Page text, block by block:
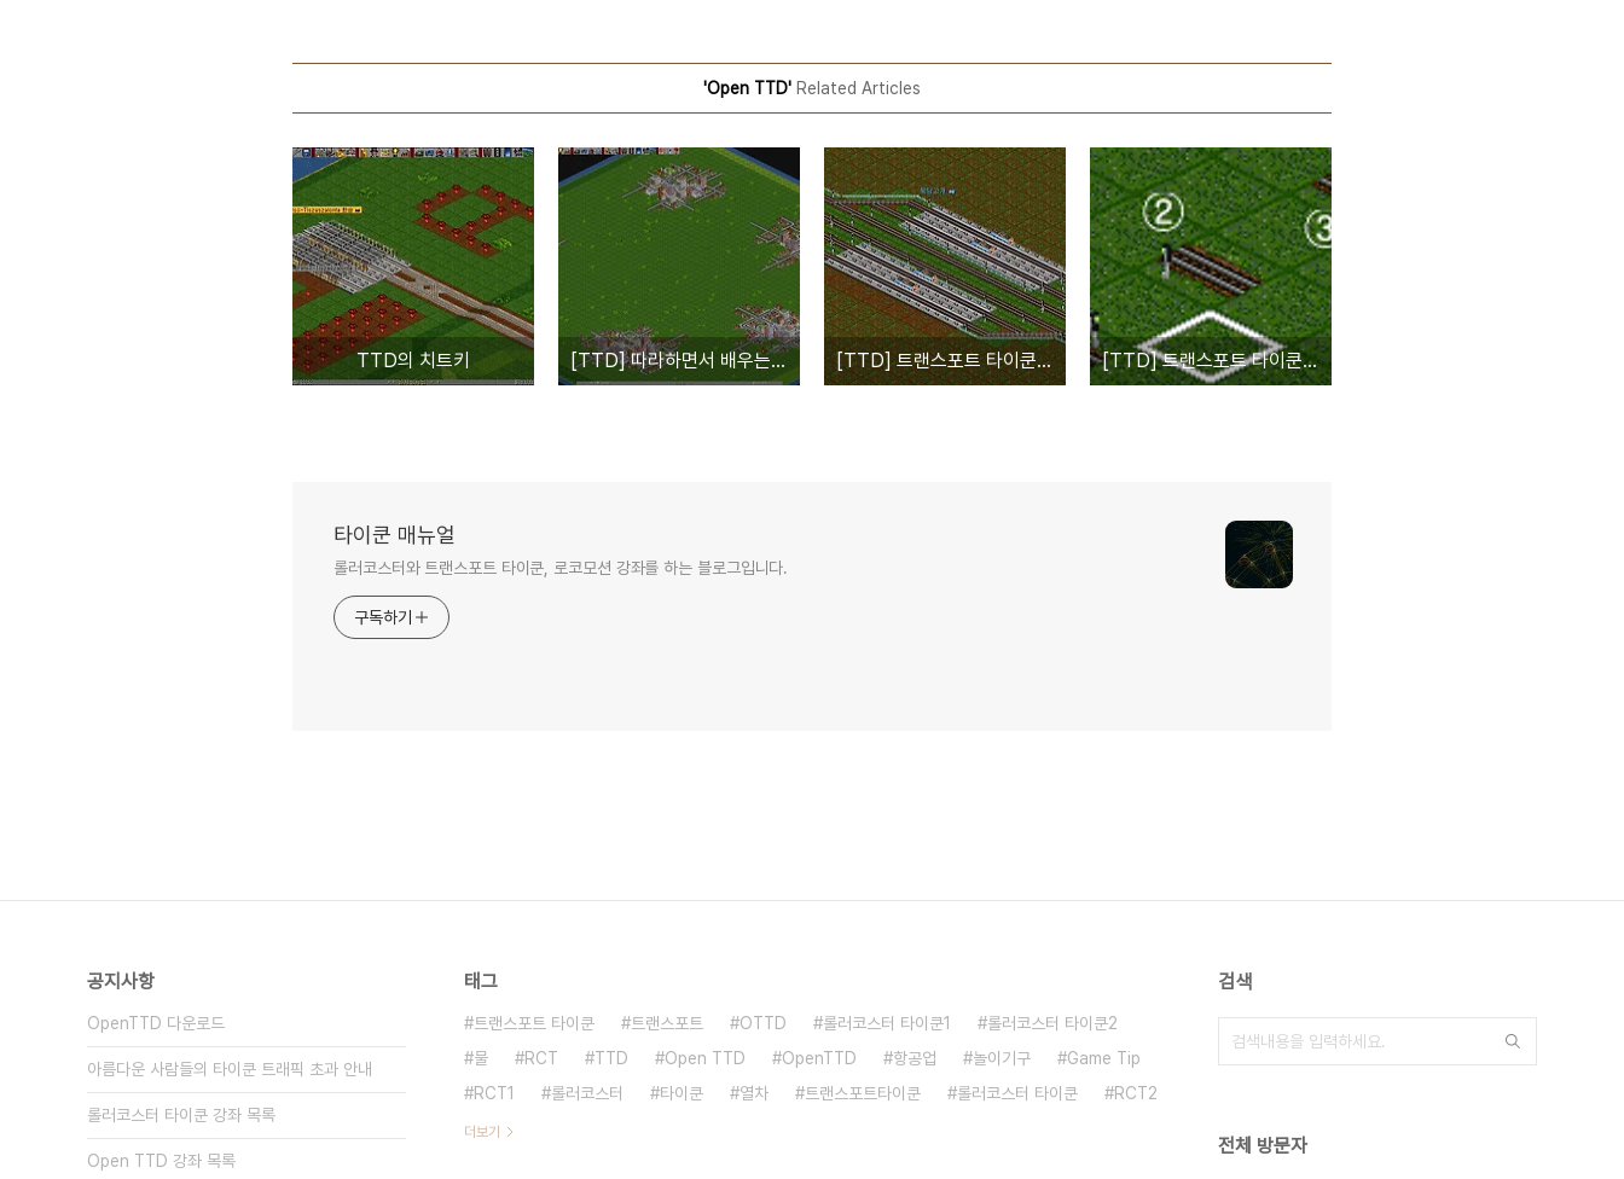
'Open TTD' Related Articles
TTD의 치트키 [TTD] 따라하면서 배우는 순환선 쉽게 제작하기 [TTD] 트랜스포트 타이쿤의 다양한 정거장 형태 [TTD] 트랜스포트 타이쿤 신호등 설치 기본
타이쿤 매뉴얼
롤러코스터와 트랜스포트 타이쿤, 로코모션 강좌를 하는 블로그입니다.
구독하기
공지사항
OpenTTD 다운로드
아름다운 사람들의 타이쿤 트래픽 초과 안내
롤러코스터 타이쿤 강좌 목록
Open TTD 강좌 목록
태그
트랜스포트 타이쿤 트랜스포트 OTTD 롤러코스터 타이쿤1
롤러코스터 타이쿤2
물
RCT TTD Open TTD OpenTTD 항공업 놀이기구
Game Tip
RCT1
롤러코스터 타이쿤 열차 트랜스포트타이쿤 롤러코스터 타이쿤 RCT2
더보기
검색
전체 방문자